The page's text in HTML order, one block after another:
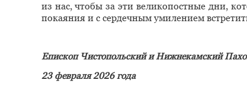
из нас, чтобы за эти великопостные дни,
покаяния и с сердечным умилением
Епископ Чистопольский и Нижнекамский
23 февраля 2026 года